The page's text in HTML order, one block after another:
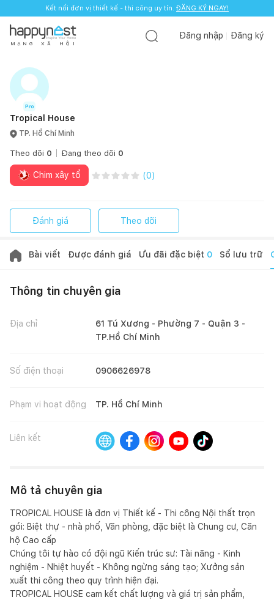
Kết nối đơn vị thiết kế - thi công uy tín. ĐĂNG KÝ NGAY!
M Ạ N G X Ã H Ộ I
Đăng nhập Đăng ký
Tropical House
TP. Hồ Chí Minh
Theo dõi 0 Đang theo dõi 0
Chim xây tổ (0)
Đánh giá Theo dõi
Bài viết Được đánh giá Ưu đãi đặc biệt 0 Sổ lưu trữ
Thông tin chuyên gia
Địa chỉ
61 Tú Xương - Phường 7 - Quận 3 -
TP.Hồ Chí Minh
Số điện thoại 0906626978
Phạm vi hoạt động TP. Hồ Chí Minh
Liên kết
Mô tả chuyên gia
TROPICAL HOUSE là đơn vị Thiết kế - Thi công Nội thất trọn
gói: Biệt thự - nhà phố, Văn phòng, đặc biệt là Chung cư, Căn
hộ Cao cấp
Chúng tôi tự hào có đội ngũ Kiến trúc sư: Tài năng - Kinh
nghiệm - Nhiệt huyết - Không ngừng sáng tạo; Xưởng sản
xuất thi công theo quy trình hiện đại.
TROPICAL HOUSE cam kết chất lượng và giá trị sản phẩm,